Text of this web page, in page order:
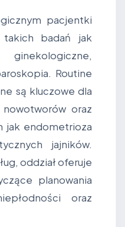
pacjentki
badań jak
Routine
są kluczowe dla
oraz
jak endometrioza
jajników.
oddział oferuje
planowania
oraz